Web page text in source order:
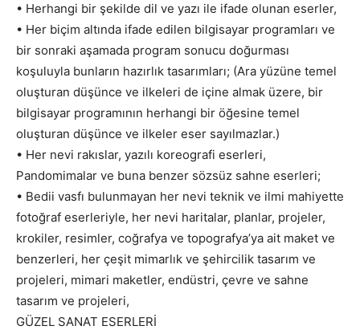
• Herhangi bir şekilde dil ve yazı ile ifade olunan eserler,
• Her biçim altında ifade edilen bilgisayar programları ve
bir sonraki aşamada program sonucu doğurması
koşuluyla bunların hazırlık tasarımları; (Ara yüzüne temel
oluşturan düşünce ve ilkeleri de içine almak üzere, bir
bilgisayar programının herhangi bir öğesine temel
oluşturan düşünce ve ilkeler eser sayılmazlar.)
• Her nevi rakıslar, yazılı koreografi eserleri,
Pandomimalar ve buna benzer sözsüz sahne eserleri;
• Bedii vasfı bulunmayan her nevi teknik ve ilmi mahiyette
fotoğraf eserleriyle, her nevi haritalar, planlar, projeler,
krokiler, resimler, coğrafya ve topografya’ya ait maket ve
benzerleri, her çeşit mimarlık ve şehircilik tasarım ve
projeleri, mimari maketler, endüstri, çevre ve sahne
tasarım ve projeleri,
GÜZEL SANAT ESERLERİ